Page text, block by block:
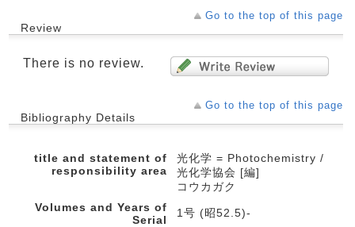
Go to the top of this page
Review
There is no review.
Go to the top of this page
Bibliography Details
title and statement of
responsibility area
光化学 = Photochemistry /
光化学協会 [編]
コウカガク
Volumes and Years of
Serial
1号 (昭52.5)-